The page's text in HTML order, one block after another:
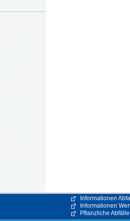
Informationen
Informationen
Pflanzliche Abfälle